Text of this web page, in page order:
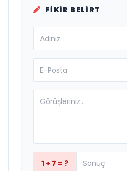
FIKIR BELIRT
1 + 7 = ?